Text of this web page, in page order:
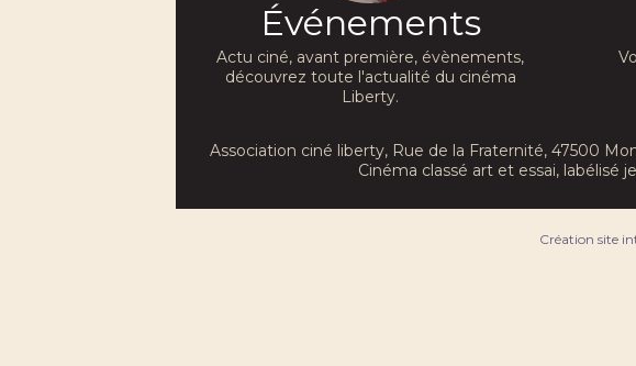
Événements
Actu ciné, avant première, évènements,
découvrez toute l'actualité du cinéma
Liberty.
Association ciné liberty, Rue de la Fraternité, 47500
Cinéma classé art et essai,
Création site